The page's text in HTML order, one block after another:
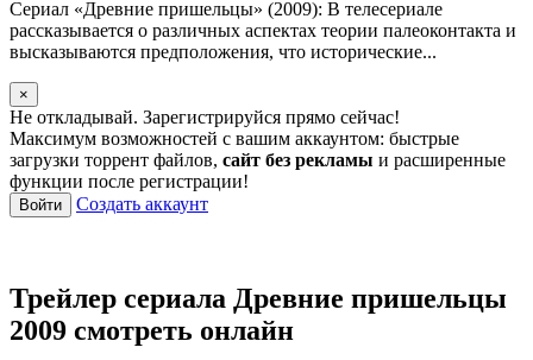
Сериал «Древние пришельцы» (2009): В телесериале
рассказывается о различных аспектах теории палеоконтакта и
высказываются предположения, что исторические...
×
Не откладывай. Зарегистрируйся прямо сейчас!
Максимум возможностей с вашим аккаунтом: быстрые
загрузки торрент файлов, сайт без рекламы и расширенные
функции после регистрации!
Войти Создать аккаунт
Трейлер сериала Древние пришельцы
2009 смотреть онлайн